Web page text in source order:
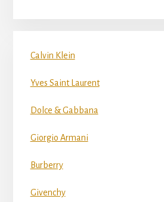
Calvin Klein
Yves Saint Laurent
Dolce & Gabbana
Giorgio Armani
Burberry
Givenchy